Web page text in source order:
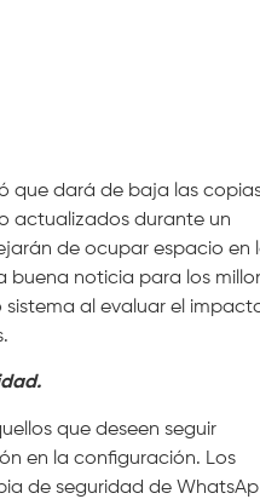
que dará de baja las
actualizados durante un
de ocupar espacio en
buena noticia para los
al evaluar el
que deseen seguir
en la configuración. Los
de seguridad de